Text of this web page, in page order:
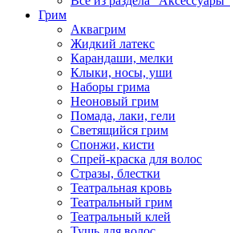
Грим
Аквагрим
Жидкий латекс
Карандаши, мелки
Клыки, носы, уши
Наборы грима
Неоновый грим
Помада, лаки, гели
Светящийся грим
Спонжи, кисти
Спрей-краска для волос
Стразы, блестки
Театральная кровь
Театральный грим
Театральный клей